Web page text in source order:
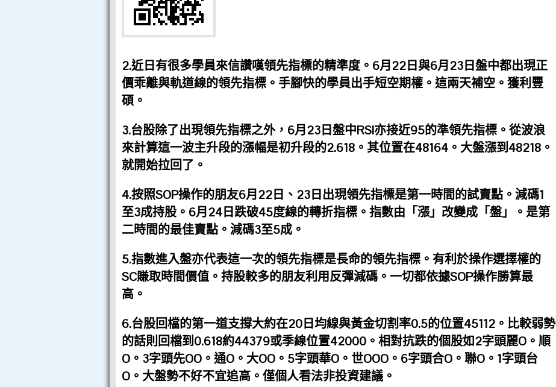
2.近日有很多學員來信讚嘆領先指標的精準度。6月22日與6月23日盤中都出現正
價乖離與軌道線的領先指標。手腳快的學員出手短空期權。這兩天補空。獲利豐
碩。
3.台股除了出現領先指標之外，6月23日盤中RSI亦接近95的準領先指標。從波浪
來計算這一波主升段的漲幅是初升段的2.618。其位置在48164。大盤漲到48218。
就開始拉回了。
4.按照SOP操作的朋友6月22日、23日出現領先指標是第一時間的試賣點。減碼1
至3成持股。6月24日跌破45度線的轉折指標。指數由「漲」改變成「盤」。是第
二時間的最佳賣點。減碼3至5成。
5.指數進入盤亦代表這一次的領先指標是長命的領先指標。有利於操作選擇權的
SC賺取時間價值。持股較多的朋友利用反彈減碼。一切都依據SOP操作勝算最
高。
6.台股回檔的第一道支撐大約在20日均線與黃金切割率0.5的位置45112。比較弱勢
的話則回檔到0.618約44379或季線位置42000。相對抗跌的個股如2字頭麗O。順
O。3字頭先OO。通O。大OO。5字頭華O。世OOO。6字頭合O。聯O。1字頭台
O。大盤勢不好不宜追高。僅個人看法非投資建議。